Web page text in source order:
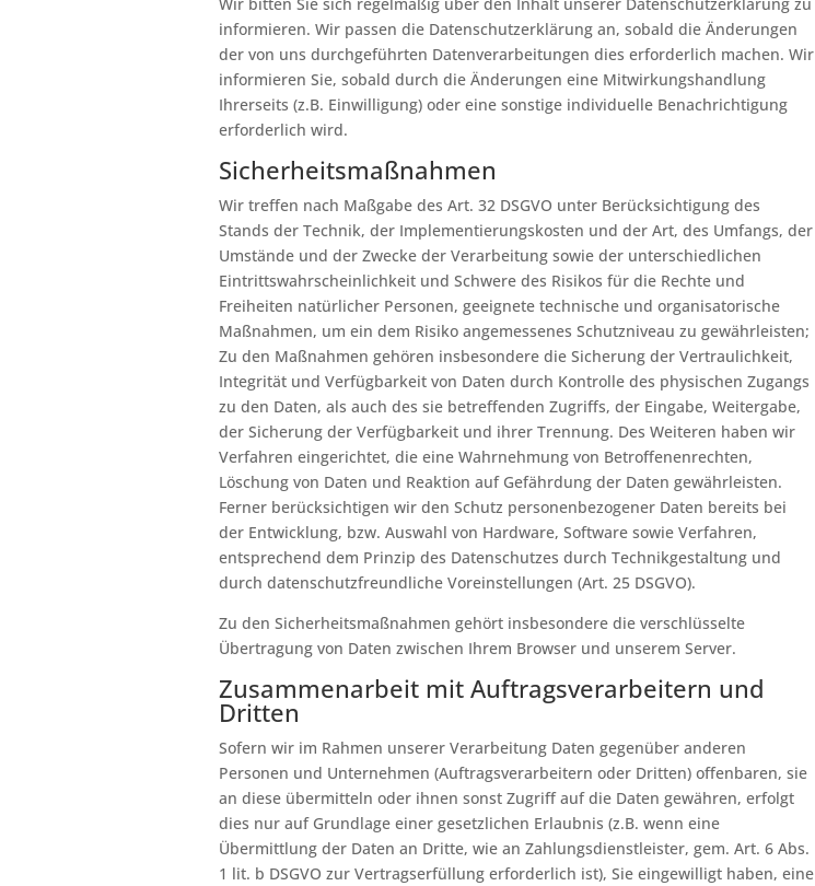
informieren. Wir passen die Datenschutzerklärung an, sobald die Änderungen
der von uns durchgeführten Datenverarbeitungen dies erforderlich machen. Wir
informieren Sie, sobald durch die Änderungen eine Mitwirkungshandlung
Ihrerseits (z.B. Einwilligung) oder eine sonstige individuelle Benachrichtigung
erforderlich wird.
Sicherheitsmaßnahmen
Wir treffen nach Maßgabe des Art. 32 DSGVO unter Berücksichtigung des
Stands der Technik, der Implementierungskosten und der Art, des Umfangs, der
Umstände und der Zwecke der Verarbeitung sowie der unterschiedlichen
Eintrittswahrscheinlichkeit und Schwere des Risikos für die Rechte und
Freiheiten natürlicher Personen, geeignete technische und organisatorische
Maßnahmen, um ein dem Risiko angemessenes Schutzniveau zu gewährleisten;
Zu den Maßnahmen gehören insbesondere die Sicherung der Vertraulichkeit,
Integrität und Verfügbarkeit von Daten durch Kontrolle des physischen Zugangs
zu den Daten, als auch des sie betreffenden Zugriffs, der Eingabe, Weitergabe,
der Sicherung der Verfügbarkeit und ihrer Trennung. Des Weiteren haben wir
Verfahren eingerichtet, die eine Wahrnehmung von Betroffenenrechten,
Löschung von Daten und Reaktion auf Gefährdung der Daten gewährleisten.
Ferner berücksichtigen wir den Schutz personenbezogener Daten bereits bei
der Entwicklung, bzw. Auswahl von Hardware, Software sowie Verfahren,
entsprechend dem Prinzip des Datenschutzes durch Technikgestaltung und
durch datenschutzfreundliche Voreinstellungen (Art. 25 DSGVO).
Zu den Sicherheitsmaßnahmen gehört insbesondere die verschlüsselte
Übertragung von Daten zwischen Ihrem Browser und unserem Server.
Zusammenarbeit mit Auftragsverarbeitern und
Dritten
Sofern wir im Rahmen unserer Verarbeitung Daten gegenüber anderen
Personen und Unternehmen (Auftragsverarbeitern oder Dritten) offenbaren, sie
an diese übermitteln oder ihnen sonst Zugriff auf die Daten gewähren, erfolgt
dies nur auf Grundlage einer gesetzlichen Erlaubnis (z.B. wenn eine
Übermittlung der Daten an Dritte, wie an Zahlungsdienstleister, gem. Art. 6 Abs.
1 lit. b DSGVO zur Vertragserfüllung erforderlich ist), Sie eingewilligt haben, eine